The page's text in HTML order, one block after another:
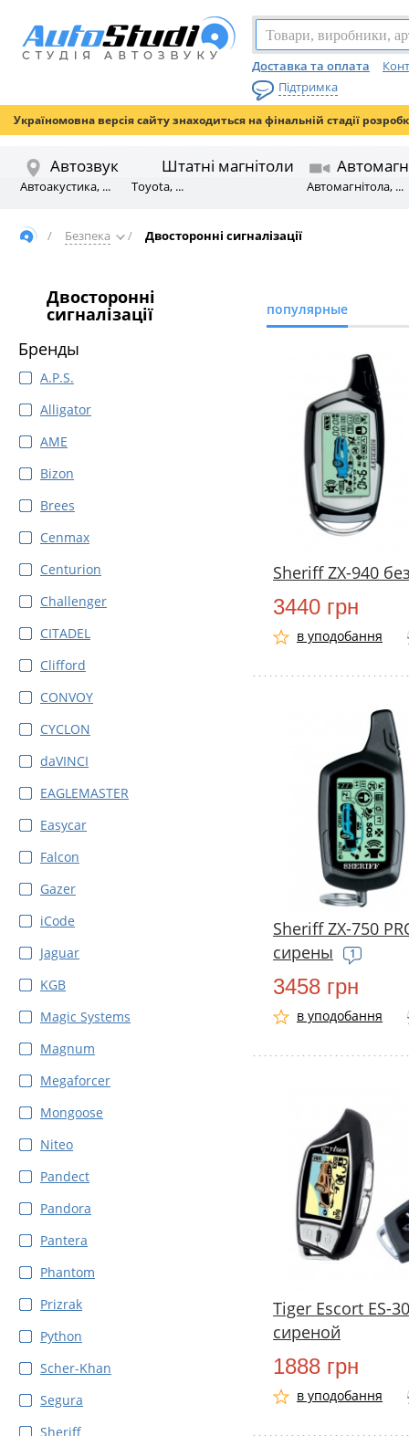
Доставка та оплата
Підтримка
Україномовна версія сайту знаходиться на фінальній стадії
Автозвук
Автоакустика, ...
Штатні магнітоли
Toyota, ... Автомагнітола, ...
/ Безпека / Двосторонні сигналізації
Двосторонні
сигналізації
Бренды
A.P.S.
Alligator
AME
Bizon
Brees
Cenmax
Centurion
Challenger
CITADEL
Clifford
CONVOY
CYCLON
daVINCI
EAGLEMASTER
Easycar
Falcon
Gazer
iCode
Jaguar
KGB
Magic Systems
Magnum
Megaforcer
Mongoose
Niteo
Pandect
Pandora
Pantera
Phantom
Prizrak
Python
Scher-Khan
Segura
Sheriff
популярные
Sheriff ZX-940
3440 грн
в уподобання
Sheriff ZX-750
сирены
1
3458 грн
в уподобання
Tiger Escort ES-
сиреной
1888 грн
в уподобання